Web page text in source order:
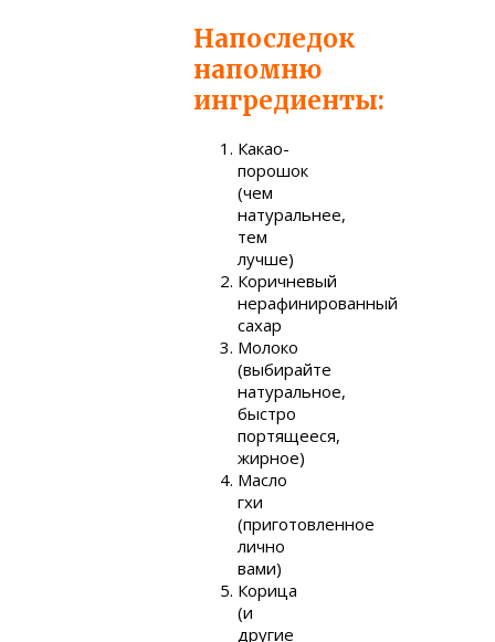
Напоследок
напомню
ингредиенты:
Какао-
порошок
(чем
натуральнее,
тем
лучше)
Коричневый
нерафинированный
сахар
Молоко
(выбирайте
натуральное,
быстро
портящееся,
жирное)
Масло
гхи
(приготовленное
лично
вами)
Корица
(и
другие